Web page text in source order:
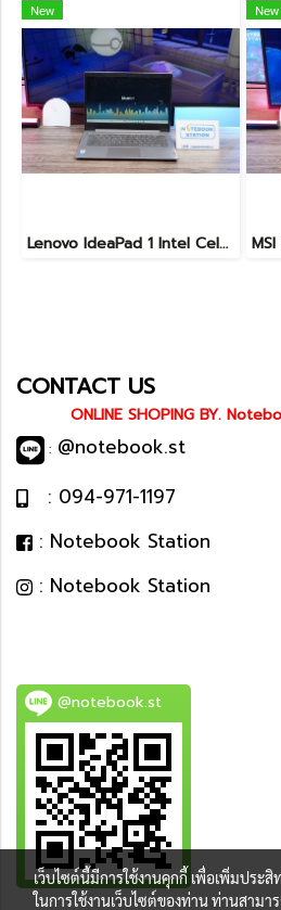
New
Lenovo IdeaPad 1 Intel Celeron N4020 Ram4 SSD256GB จอ14.0 HD หน้าจอเล็กเหมาะแก่การพกพา ใช้งานทั่วไป ราคาถูกมาก เพียง 3,900.- พร้อมใช้งาน(สินค้ามีตำหนิขายถูกประกันร้าน7วัน)
New
CONTACT US
ONLINE SHOPING BY.
: @notebook.st
: 094-971-1197
: Notebook Station
: Notebook Station
@notebook.st
เว็บไซต์นี้มีการใช้งานคุกกี้ เพื่อเพิ่มปร
ในการใช้งานเว็บไซต์ของท่าน ท่านสามา